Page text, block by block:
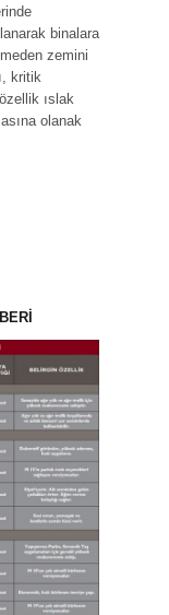
binalara
zemini
kritik
ıslak
olanak